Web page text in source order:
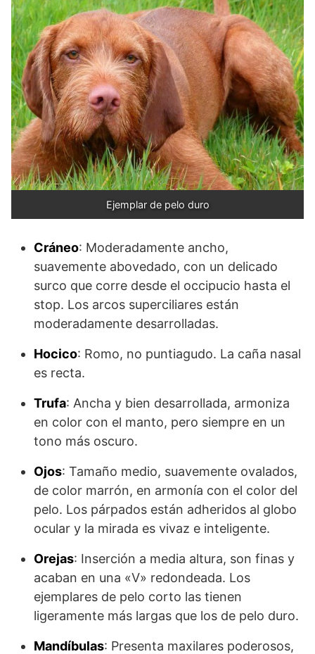
Ejemplar de pelo duro
Cráneo: Moderadamente ancho,
suavemente abovedado, con un delicado
surco que corre desde el occipucio hasta el
stop. Los arcos superciliares están
moderadamente desarrolladas.
Hocico: Romo, no puntiagudo. La caña nasal
es recta.
Trufa: Ancha y bien desarrollada, armoniza
en color con el manto, pero siempre en un
tono más oscuro.
Ojos: Tamaño medio, suavemente ovalados,
de color marrón, en armonía con el color del
pelo. Los párpados están adheridos al globo
ocular y la mirada es vivaz e inteligente.
Orejas: Inserción a media altura, son finas y
acaban en una «V» redondeada. Los
ejemplares de pelo corto las tienen
ligeramente más largas que los de pelo duro.
Mandíbulas: Presenta maxilares poderosos,